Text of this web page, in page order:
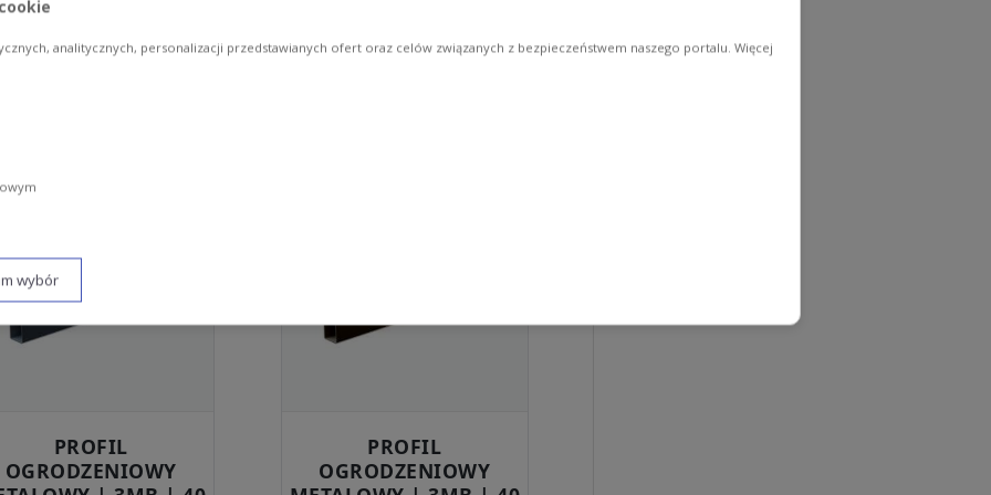
analitycznych, personalizacji przedstawianych ofert oraz celów związanych z bezpieczeństwem naszego portalu. Więcej
wybór
68.00zł 85.00zł
PROFIL
OGRODZENIOWY
PROFIL
OGRODZENIOWY